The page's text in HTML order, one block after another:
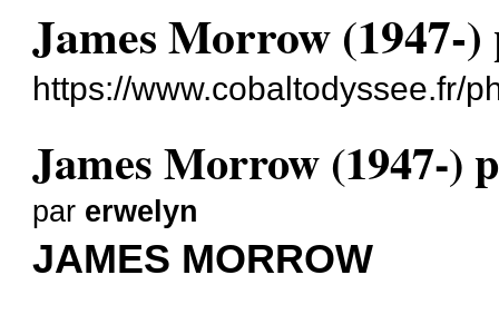
James Morrow (1947-
https://www.cobaltodyssee.fr/
James Morrow (1947-)
par erwelyn
JAMES MORROW